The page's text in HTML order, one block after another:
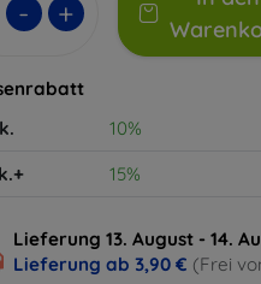
- +
10%
15%
Lieferung 13. August - 14.
Lieferung ab 3,90 € (Frei